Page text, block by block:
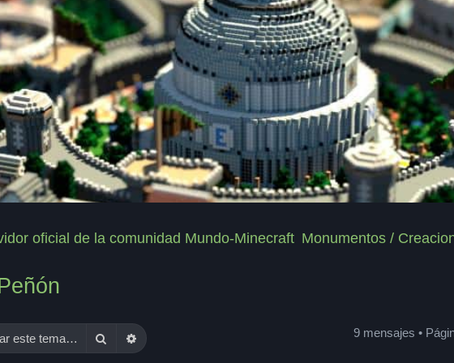
oficial de la comunidad Mundo-Minecraft Monumentos /
Buscar Búsqueda avanzada 9 mensajes •